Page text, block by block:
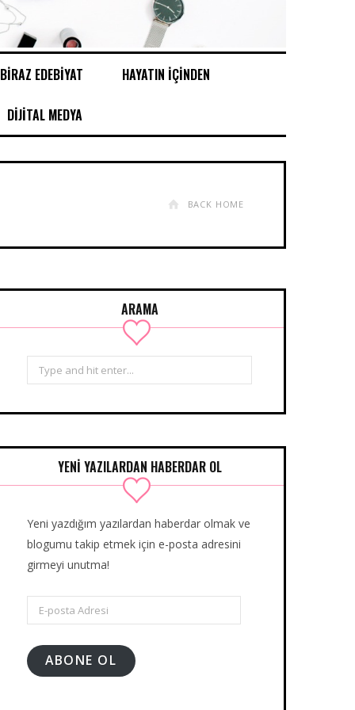
BİRAZ EDEBİYAT HAYATIN İÇİNDEN
DİJİTAL MEDYA
BACK HOME
ARAMA
Search
for:
YENİ YAZILARDAN HABERDAR OL
Yeni yazdığım yazılardan haberdar olmak ve
blogumu takip etmek için e-posta adresini
girmeyi unutma!
posta
Adresi
ABONE OL